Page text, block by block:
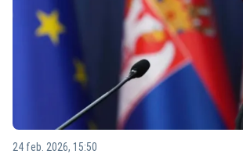
24 feb. 2026, 15:50